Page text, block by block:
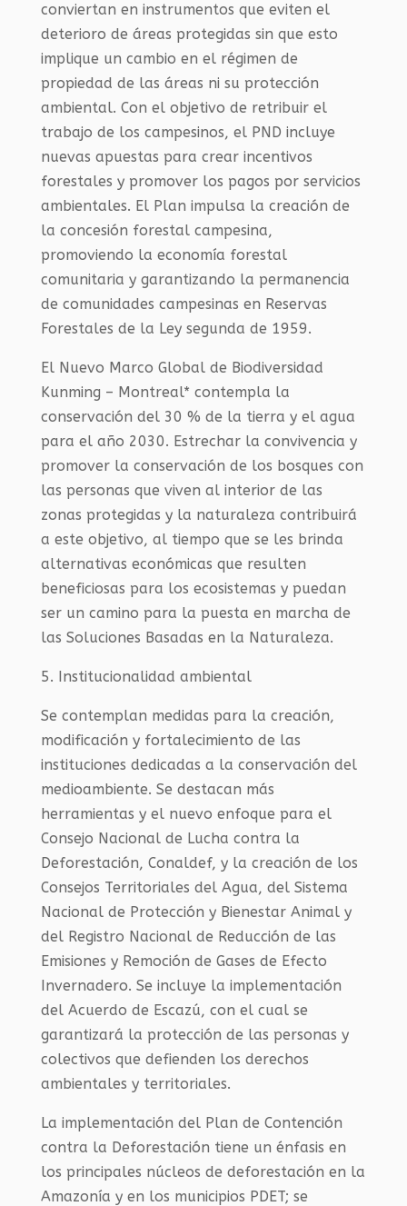
conviertan en instrumentos que eviten el
deterioro de áreas protegidas sin que esto
implique un cambio en el régimen de
propiedad de las áreas ni su protección
ambiental. Con el objetivo de retribuir el
trabajo de los campesinos, el PND incluye
nuevas apuestas para crear incentivos
forestales y promover los pagos por servicios
ambientales. El Plan impulsa la creación de
la concesión forestal campesina,
promoviendo la economía forestal
comunitaria y garantizando la permanencia
de comunidades campesinas en Reservas
Forestales de la Ley segunda de 1959.
El Nuevo Marco Global de Biodiversidad
Kunming – Montreal* contempla la
conservación del 30 % de la tierra y el agua
para el año 2030. Estrechar la convivencia y
promover la conservación de los bosques con
las personas que viven al interior de las
zonas protegidas y la naturaleza contribuirá
a este objetivo, al tiempo que se les brinda
alternativas económicas que resulten
beneficiosas para los ecosistemas y puedan
ser un camino para la puesta en marcha de
las Soluciones Basadas en la Naturaleza.
5. Institucionalidad ambiental
Se contemplan medidas para la creación,
modificación y fortalecimiento de las
instituciones dedicadas a la conservación del
medioambiente. Se destacan más
herramientas y el nuevo enfoque para el
Consejo Nacional de Lucha contra la
Deforestación, Conaldef, y la creación de los
Consejos Territoriales del Agua, del Sistema
Nacional de Protección y Bienestar Animal y
del Registro Nacional de Reducción de las
Emisiones y Remoción de Gases de Efecto
Invernadero. Se incluye la implementación
del Acuerdo de Escazú, con el cual se
garantizará la protección de las personas y
colectivos que defienden los derechos
ambientales y territoriales.
La implementación del Plan de Contención
contra la Deforestación tiene un énfasis en
los principales núcleos de deforestación en la
Amazonía y en los municipios PDET; se